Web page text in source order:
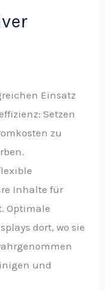
Einsatz
Setzen
zu
Inhalte für
Optimale
dort, wo sie
und